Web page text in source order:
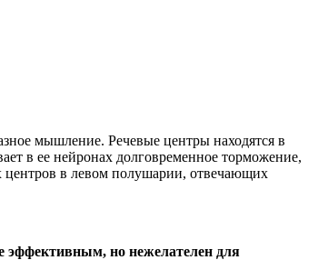
мышление. Речевые центры находятся в
в ее нейронах долговременное торможение,
центров в левом полушарии, отвечающих
эффективным, но нежелателен для